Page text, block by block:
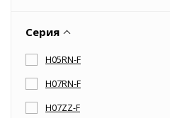
Shanghai Lansheng Special
Cable Limited Company
TKD KABEL GmbH, Pliezhausen
Серия
H05RN-F
H07RN-F
H07ZZ-F